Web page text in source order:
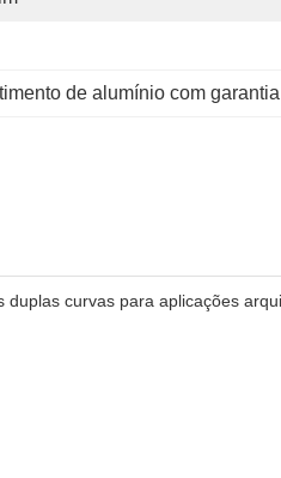
de alumínio com garantia
curvas para aplicações